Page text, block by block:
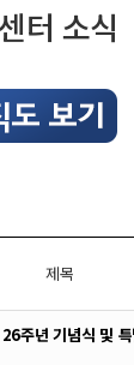
터 소식
제목
주년 기념식 및